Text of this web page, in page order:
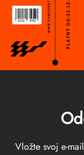
Vložte svoj e-